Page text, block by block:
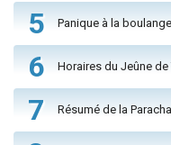
5 Panique à la
6 Horaires du Jeûne de
7 Résumé de la